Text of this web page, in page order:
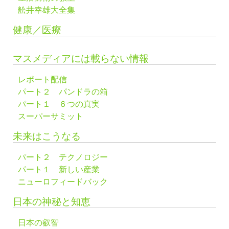
舩井幸雄大全集
健康／医療
マスメディアには載らない情報
レポート配信
パート２ パンドラの箱
パート１ ６つの真実
スーパーサミット
未来はこうなる
パート２ テクノロジー
パート１ 新しい産業
ニューロフィードバック
日本の神秘と知恵
日本の叡智